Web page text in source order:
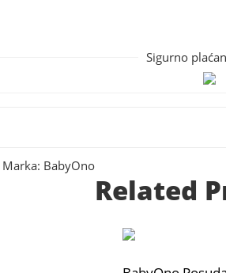
Sigurno
Marka: BabyOno
Related